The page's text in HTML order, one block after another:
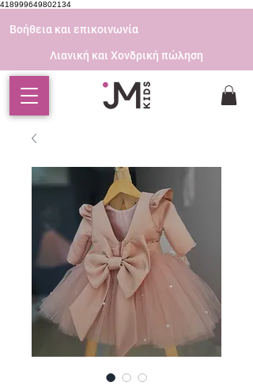
418999649802134
Βοήθεια και επικοινωνία
Λιανική και Χονδρική πώληση